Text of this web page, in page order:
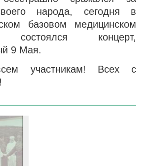
народа, сегодня в
базовом медицинском
состоялся концерт,
9 Мая.
участникам! Всех с